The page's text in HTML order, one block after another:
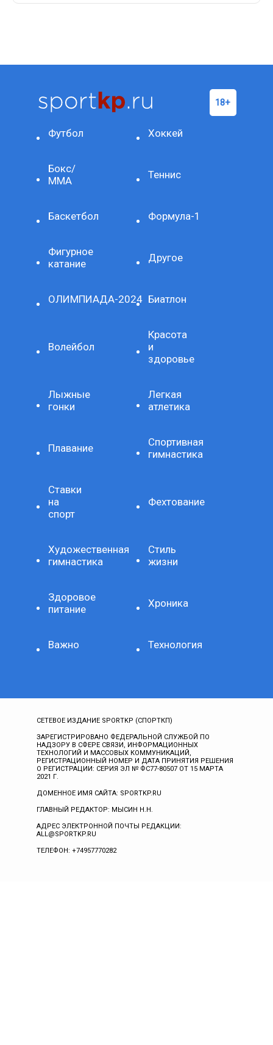
Футбол Хоккей
Бокс/
ММА
Теннис
Баскетбол Формула-1
Фигурное
катание
Другое
ОЛИМПИАДА-2024 Биатлон
Волейбол
Красота
и
здоровье
Лыжные
гонки
Легкая
атлетика
Плавание
Спортивная
гимнастика
Ставки
на
спорт
Фехтование
Художественная
гимнастика
Стиль
жизни
Здоровое
питание
Хроника
Важно Технология
СЕТЕВОЕ ИЗДАНИЕ SPORTKP (СПОРТКП)
ЗАРЕГИСТРИРОВАНО ФЕДЕРАЛЬНОЙ СЛУЖБОЙ ПО
НАДЗОРУ В СФЕРЕ СВЯЗИ, ИНФОРМАЦИОННЫХ
ТЕХНОЛОГИЙ И МАССОВЫХ КОММУНИКАЦИЙ,
РЕГИСТРАЦИОННЫЙ НОМЕР И ДАТА ПРИНЯТИЯ РЕШЕНИЯ
О РЕГИСТРАЦИИ: СЕРИЯ ЭЛ № ФС77-80507 ОТ 15 МАРТА
2021 Г.
ДОМЕННОЕ ИМЯ САЙТА: SPORTKP.RU
ГЛАВНЫЙ РЕДАКТОР: МЫСИН Н.Н.
АДРЕС ЭЛЕКТРОННОЙ ПОЧТЫ РЕДАКЦИИ:
ALL@SPORTKP.RU
ТЕЛЕФОН: +74957770282